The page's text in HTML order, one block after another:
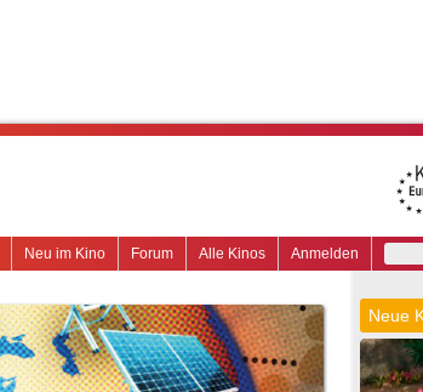
Anmelden
Alle Kinos
Forum
Neu im Kino
Neue